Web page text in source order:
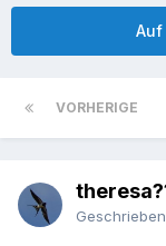
Auf
VORHERIGE
Geschrieben